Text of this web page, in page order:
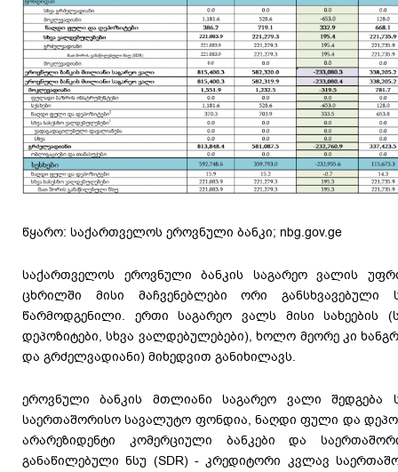
წყარო: საქართველოს ეროვნული ბანკი; nbg.gov.ge
საქართველოს ეროვნული ბანკის საგარეო ვალის
ცხრილში მისი მაჩვენებლები ორი განსხვავებული
წარმოდგენილი. ერთი საგარეო ვალს მისი სახეების
დეპოზიტები, სხვა ვალდებულებები), ხოლო მეორე კი
და გრძელვადიანი) მიხედვით განიხილავს.
ეროვნული ბანკის მთლიანი საგარეო ვალი შედგება
საერთაშორისო სავალუტო ფონდია, ნაღდი ფული და
არარეზიდენტი კომერციული ბანკები და
განაწილებული ნსუ (SDR) - კრედიტორი კვლავ